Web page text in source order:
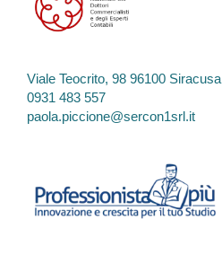
Viale Teocrito, 98 96100 Siracusa
0931 483 557
paola.piccione@sercon1srl.it